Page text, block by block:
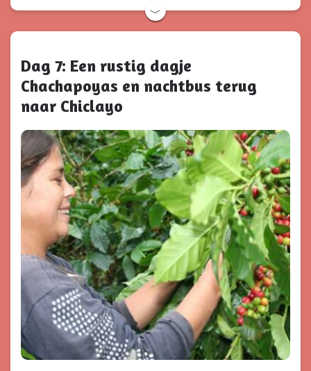
﹀
Dag 7: Een rustig dagje
Chachapoyas en nachtbus terug
naar Chiclayo